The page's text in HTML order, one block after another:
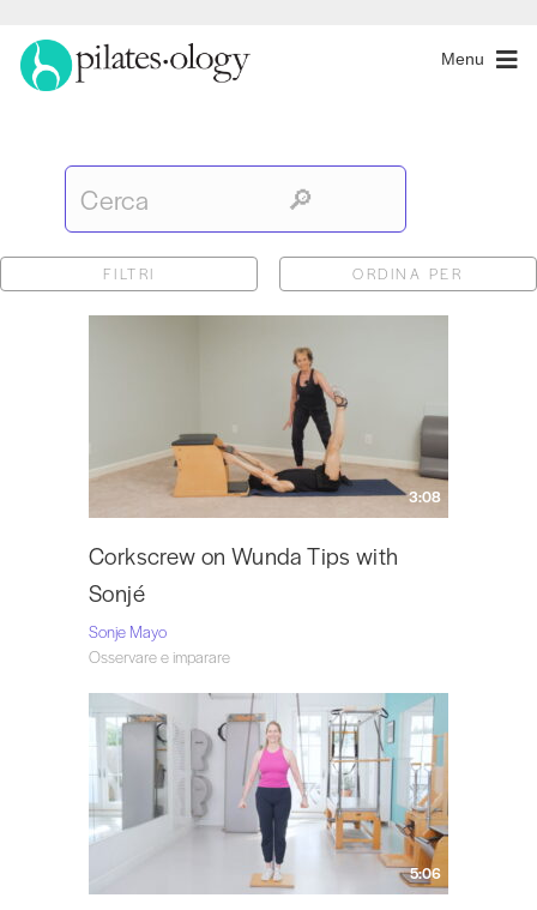
Menu
FILTRI ORDINA PER
3:08
Corkscrew on Wunda Tips with
Sonjé
Sonje Mayo
Osservare e imparare
5:06